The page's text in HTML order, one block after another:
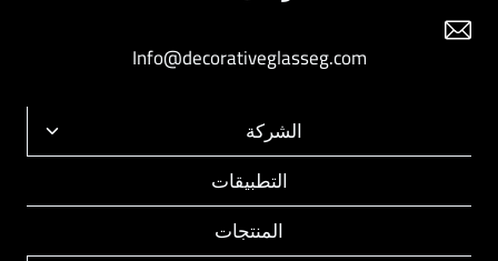
Info@decorativeglasseg.com
الشركة
تبديل
الفرعية
التطبيقات
المنتجات